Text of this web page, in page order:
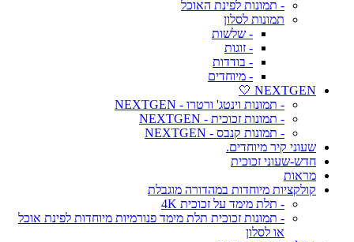
- תמונות לפינת האוכל
תמונות לסלון
- שלשות
- זוגות
- בודדות
- מיוחדים
NEXTGEN 🤍
- תמונות וינטג' ורטרו - NEXTGEN
- תמונות זכוכית - NEXTGEN
- תמונות קנבס - NEXTGEN
שעוני קיר מיוחדים.
חדש-שעוני זכוכית
מראות
קולקציות מיוחדות במהדורה מוגבלת
- תלת מימד על זכוכית 4K
- תמונות זכוכית תלת מימד פנורמיות מיוחדות לפינת אוכל
או לסלון